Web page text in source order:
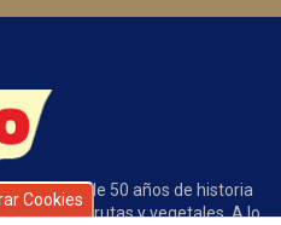
Cookies
con más de 50 años de historia
de frutas y vegetales. A lo